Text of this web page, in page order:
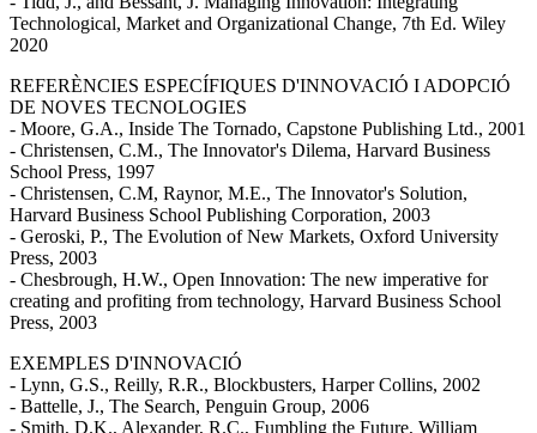
Technological, Market and Organizational Change, 7th Ed. Wiley
2020
REFERÈNCIES ESPECÍFIQUES D'INNOVACIÓ I ADOPCIÓ
DE NOVES TECNOLOGIES
- Moore, G.A., Inside The Tornado, Capstone Publishing Ltd., 2001
- Christensen, C.M., The Innovator's Dilema, Harvard Business
School Press, 1997
- Christensen, C.M, Raynor, M.E., The Innovator's Solution,
Harvard Business School Publishing Corporation, 2003
- Geroski, P., The Evolution of New Markets, Oxford University
Press, 2003
- Chesbrough, H.W., Open Innovation: The new imperative for
creating and profiting from technology, Harvard Business School
Press, 2003
EXEMPLES D'INNOVACIÓ
- Lynn, G.S., Reilly, R.R., Blockbusters, Harper Collins, 2002
- Battelle, J., The Search, Penguin Group, 2006
- Smith, D.K., Alexander, R.C., Fumbling the Future, William